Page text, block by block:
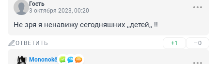
Гость
3 октября 2023, 00:20
Не зря я ненавижу сегодняшних ,,детей,, !!
ОТВЕТИТЬ +1 –0
Mononokê